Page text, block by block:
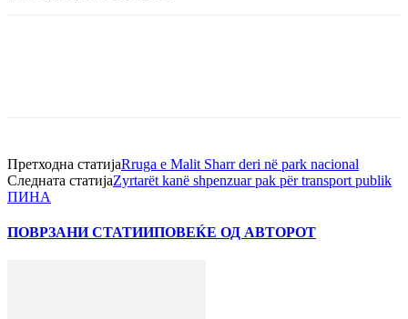
Претходна статијаRruga e Malit Sharr deri në park nacional
Следната статијаZyrtarët kanë shpenzuar pak për transport publik
ПИНА
ПОВРЗАНИ СТАТИИПОВЕЌЕ ОД АВТОРОТ